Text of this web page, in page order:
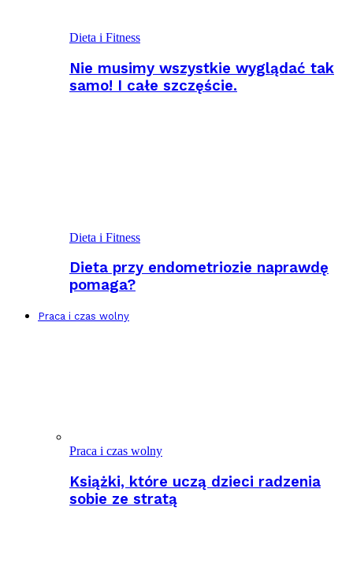
Dieta i Fitness
Nie musimy wszystkie wyglądać tak
samo! I całe szczęście.
Dieta i Fitness
Dieta przy endometriozie naprawdę
pomaga?
Praca i czas wolny
Praca i czas wolny
Książki, które uczą dzieci radzenia
sobie ze stratą